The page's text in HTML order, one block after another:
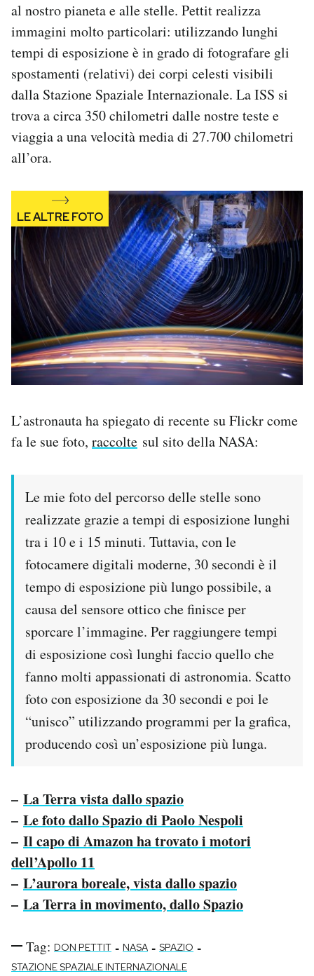
Area Personale
Newsletter
Regala il Post
Hai bisogno di aiuto?
Esci
al nostro pianeta e alle stelle. Pettit realizza
immagini molto particolari: utilizzando lunghi
tempi di esposizione è in grado di fotografare gli
spostamenti (relativi) dei corpi celesti visibili
dalla Stazione Spaziale Internazionale. La ISS si
trova a circa 350 chilometri dalle nostre teste e
viaggia a una velocità media di 27.700 chilometri
all’ora.
L’astronauta ha spiegato di recente su Flickr come
fa le sue foto, raccolte sul sito della NASA:
Le mie foto del percorso delle stelle sono
realizzate grazie a tempi di esposizione lunghi
tra i 10 e i 15 minuti. Tuttavia, con le
fotocamere digitali moderne, 30 secondi è il
tempo di esposizione più lungo possibile, a
causa del sensore ottico che finisce per
sporcare l’immagine. Per raggiungere tempi
di esposizione così lunghi faccio quello che
fanno molti appassionati di astronomia. Scatto
foto con esposizione da 30 secondi e poi le
“unisco” utilizzando programmi per la grafica,
producendo così un’esposizione più lunga.
– La Terra vista dallo spazio
– Le foto dallo Spazio di Paolo Nespoli
– Il capo di Amazon ha trovato i motori
dell’Apollo 11
– L’aurora boreale, vista dallo spazio
– La Terra in movimento, dallo Spazio
Tag: DON PETTIT - NASA - SPAZIO -
STAZIONE SPAZIALE INTERNAZIONALE